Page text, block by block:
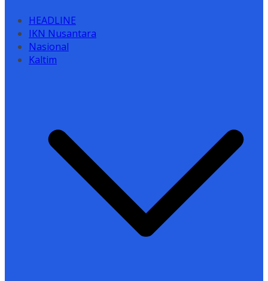
HEADLINE
IKN Nusantara
Nasional
Kaltim